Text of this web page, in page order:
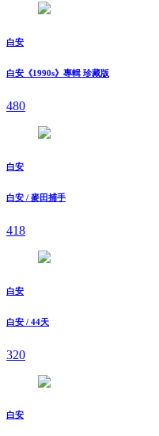
白安
白安《1990s》專輯 珍藏版
480
白安
白安 / 麥田捕手
418
白安
白安 / 44天
320
白安